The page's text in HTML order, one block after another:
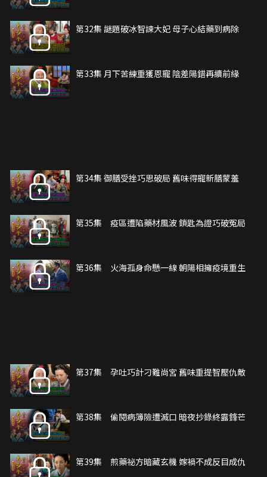
第32集 謎題破冰智諫大妃 母子心結藥到病除
第33集 月下苦練重獲恩寵 陰差陽錯再續前緣
第34集 御膳受挫巧思破局 舊味得寵新膳蒙羞
第35集 疫區遭陷藥材風波 鎖匙為證巧破冤局
第36集 火海孤身命懸一線 朝陽相擁疫境重生
第37集 孕吐巧計刁難尚宮 舊味重提智壓仇敵
第38集 偷閱病簿險遭滅口 暗夜抄錄終露鋒芒
第39集 煎藥祕方暗藏玄機 嫁禍不成反目成仇